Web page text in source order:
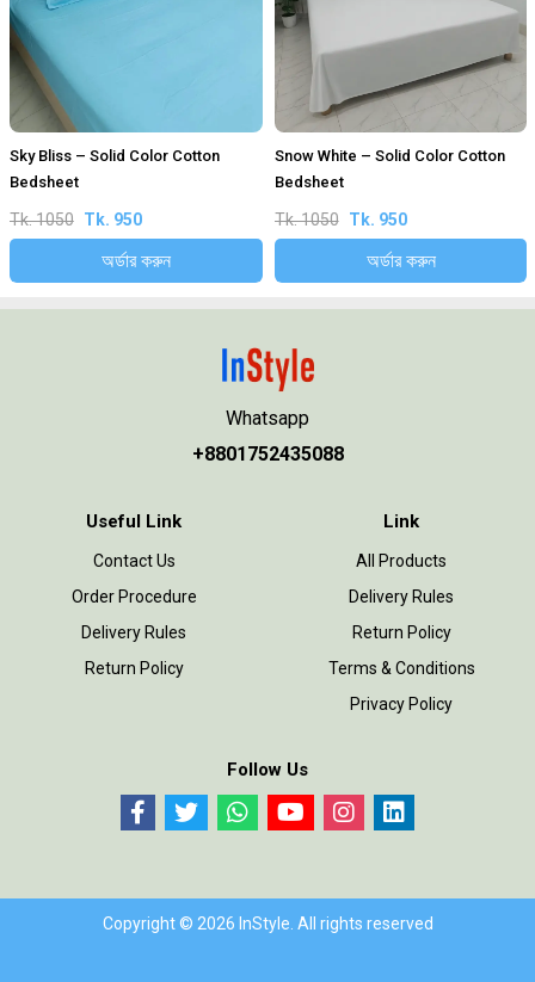
Sky Bliss – Solid Color Cotton
Bedsheet
Tk. 1050 Tk. 950
অর্ডার করুন
Snow White – Solid Color Cotton
Bedsheet
Tk. 1050 Tk. 950
অর্ডার করুন
Whatsapp
+8801752435088
Useful Link
Contact Us
Order Procedure
Delivery Rules
Return Policy
Link
All Products
Delivery Rules
Return Policy
Terms & Conditions
Privacy Policy
Follow Us
Copyright © 2026 InStyle. All rights reserved